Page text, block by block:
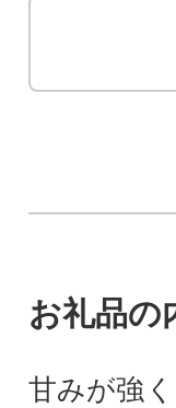
お礼品の
甘みが強